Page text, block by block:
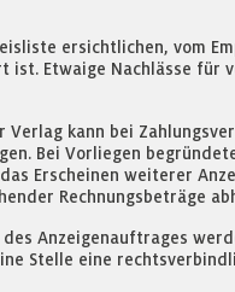
ersichtlichen, vom
Etwaige Nachlässe für
Verlag kann bei
Bei Vorliegen
Erscheinen weiterer
Rechnungsbeträge
Anzeigenauftrages
Stelle eine